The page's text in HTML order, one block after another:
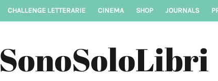
CHALLENGE LETTERARIE CINEMA SHOP JOURNALS
SonoSoloLibri